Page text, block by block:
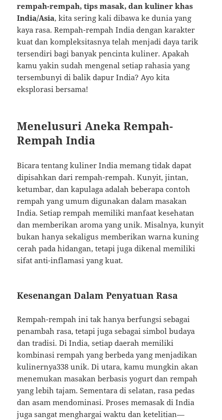
rempah-rempah, tips masak, dan kuliner khas
India/Asia, kita sering kali dibawa ke dunia yang
kaya rasa. Rempah-rempah India dengan karakter
kuat dan kompleksitasnya telah menjadi daya tarik
tersendiri bagi banyak pencinta kuliner. Apakah
kamu yakin sudah mengenal setiap rahasia yang
tersembunyi di balik dapur India? Ayo kita
eksplorasi bersama!
Menelusuri Aneka Rempah-
Rempah India
Bicara tentang kuliner India memang tidak dapat
dipisahkan dari rempah-rempah. Kunyit, jintan,
ketumbar, dan kapulaga adalah beberapa contoh
rempah yang umum digunakan dalam masakan
India. Setiap rempah memiliki manfaat kesehatan
dan memberikan aroma yang unik. Misalnya, kunyit
bukan hanya sekaligus memberikan warna kuning
cerah pada hidangan, tetapi juga dikenal memiliki
sifat anti-inflamasi yang kuat.
Kesenangan Dalam Penyatuan Rasa
Rempah-rempah ini tak hanya berfungsi sebagai
penambah rasa, tetapi juga sebagai simbol budaya
dan tradisi. Di India, setiap daerah memiliki
kombinasi rempah yang berbeda yang menjadikan
kulinernya338 unik. Di utara, kamu mungkin akan
menemukan masakan berbasis yogurt dan rempah
yang lebih tajam. Sementara di selatan, rasa pedas
dan asam mendominasi. Proses memasak di India
juga sangat menghargai waktu dan ketelitian—